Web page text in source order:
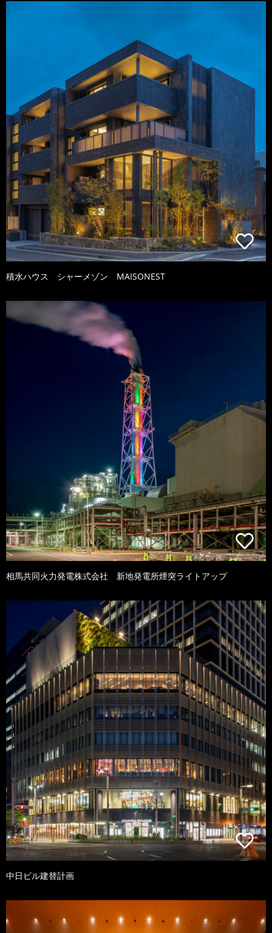
積水ハウス シャーメゾン MAISONEST
相馬共同火力発電株式会社 新地発電所煙突ライトアップ
中日ビル建替計画